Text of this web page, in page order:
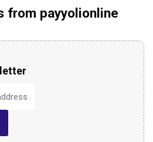
from payyolionline